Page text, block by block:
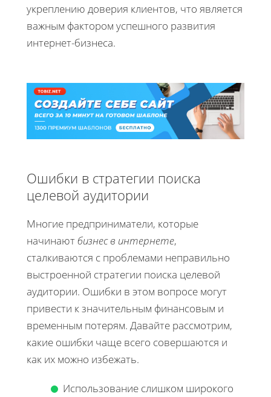
укреплению доверия клиентов, что является
важным фактором успешного развития
интернет-бизнеса.
Ошибки в стратегии поиска
целевой аудитории
Многие предприниматели, которые
начинаютбизнес в интернете,
сталкиваются с проблемами неправильно
выстроенной стратегии поиска целевой
аудитории. Ошибки в этом вопросе могут
привести к значительным финансовым и
временным потерям. Давайте рассмотрим,
какие ошибки чаще всего совершаются и
как их можно избежать.
Использование слишком широкого